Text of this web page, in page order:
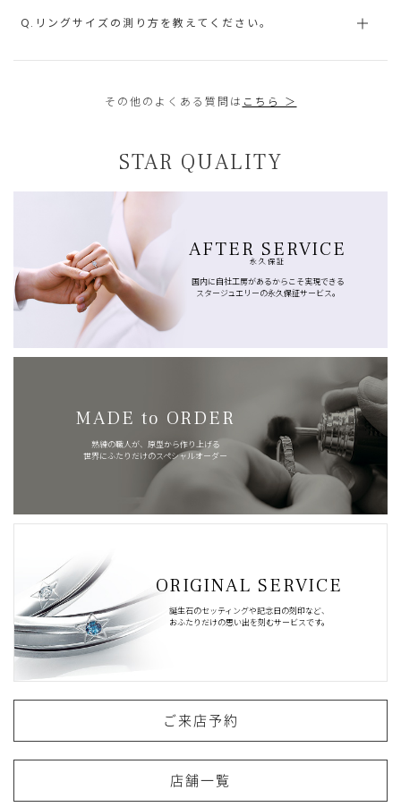
Q.リングサイズの測り方を教えてください。
その他のよくある質問は こちら ＞
STAR QUALITY
AFTER SERVICE
永久保証
国内に自社工房があるからこそ実現できる
スタージュエリーの永久保証サービス。
MADE to ORDER
熟練の職人が、原型から作り上げる
世界にふたりだけのスペシャルオーダー
ORIGINAL SERVICE
誕生石のセッティングや記念日の刻印など、
おふたりだけの思い出を刻むサービスです。
ご来店予約
店舗一覧